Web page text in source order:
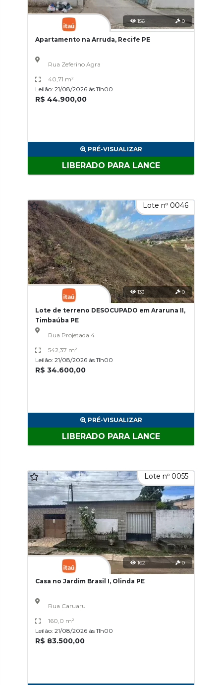
156 0
Apartamento na Arruda, Recife PE
Rua Zeferino Agra
40,71 m²
Leilão: 21/08/2026 às 11h00
R$ 44.900,00
PRÉ-VISUALIZAR
LIBERADO PARA LANCE
Lote nº 0046
133 0
Lote de terreno DESOCUPADO em Araruna II,
Timbaúba PE
Rua Projetada 4
542,37 m²
Leilão: 21/08/2026 às 11h00
R$ 34.600,00
PRÉ-VISUALIZAR
LIBERADO PARA LANCE
Lote nº 0055
162 0
Casa no Jardim Brasil I, Olinda PE
Rua Caruaru
160,0 m²
Leilão: 21/08/2026 às 11h00
R$ 83.500,00